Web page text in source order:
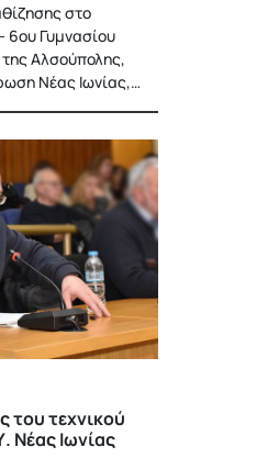
στο
6ου Γυμνασίου
Αλσούπολης,
Νέας Ιωνίας,…
του τεχνικού
Νέας Ιωνίας